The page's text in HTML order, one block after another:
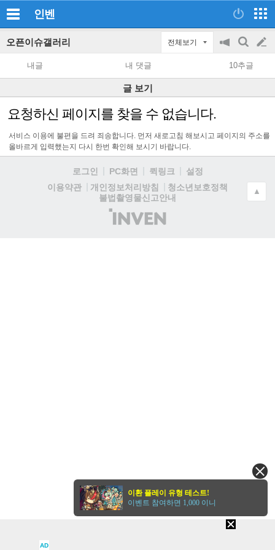
인벤
오픈이슈갤러리 전체보기
공
지
on/off
검
색
글
쓰
기
내글 내 댓글 10추글
글 보기
요청하신 페이지를 찾을 수 없습니다.
서비스 이용에 불편을 드려 죄송합니다. 먼저 새로고침 해보시고 페이지의 주소를
올바르게 입력했는지 다시 한번 확인해 보시기 바랍니다.
로그인 PC화면 퀵링크
설정
이용약관
개인정보처리방침
청소년보호정책
불법촬영물신고안내
(주)
인
▲
AD
이환 플레이 유형 테스트!
이벤트 참여하면 1,000 이니